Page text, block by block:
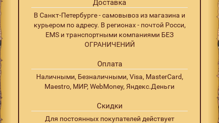
Доставка
В Санкт-Петербурге - самовывоз из магазина и
курьером по адресу. В регионах - почтой Росси,
EMS и транспортными компаниями БЕЗ
ОГРАНИЧЕНИЙ
Оплата
Наличными, Безналичными, Visa, MasterCard,
Maestro, МИР, WebMoney, Яндекс.Деньги
Скидки
Для постоянных покупателей действует